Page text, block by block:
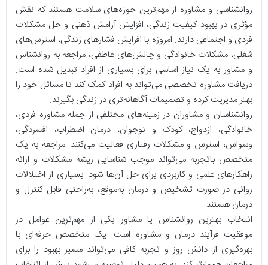
روانشناسی و مشاوره از مهم‌ترین حوزه‌های سلامت هستند که نقش
مؤثری در بهبود کیفیت زندگی، افزایش آرامش ذهنی و حل مشکلات
فردی و اجتماعی دارند. امروزه با افزایش فشارهای زندگی، استرس‌های
شغلی، مشکلات خانوادگی و چالش‌های عاطفی، مراجعه به روانشناس
و مشاور به یک نیاز اساسی برای بسیاری از افراد تبدیل شده است.
دریافت مشاوره تخصصی می‌تواند به افراد کمک کند تا مسائل خود را
بهتر مدیریت کرده و تصمیمات آگاهانه‌تری در زندگی بگیرند.
روانشناسان و مشاوران در زمینه‌های مختلفی از جمله مشاوره فردی،
خانوادگی، ازدواج، کودک و نوجوان، درمان اضطراب، افسردگی،
وسواس، استرس و مشکلات رفتاری فعالیت می‌کنند. مراجعه به یک
متخصص باتجربه می‌تواند موجب شناسایی ریشه مشکلات و ارائه
راهکارهای علمی و کاربردی برای حل آن‌ها شود. بسیاری از اختلالات
روانی در صورت تشخیص و درمان به‌موقع، به‌راحتی قابل کنترل و
درمان هستند.
انتخاب بهترین روانشناس یا مشاور یکی از مهم‌ترین عوامل در
موفقیت فرآیند درمان و مشاوره است. یک متخصص حرفه‌ای با
بهره‌گیری از دانش روز و تجربه کافی می‌تواند مسیر بهبود را برای